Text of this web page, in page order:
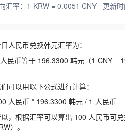
汇率：1 KRW = 0.0051 CNY 更新
人民币兑换韩元汇率为：
民币等于 196.3300 韩元（1 CNY =
可以用以下公式进行计算：
人民币 * 196.3300 韩元 / 1 人民币
，根据汇率可以算出 100 人民币可
）。